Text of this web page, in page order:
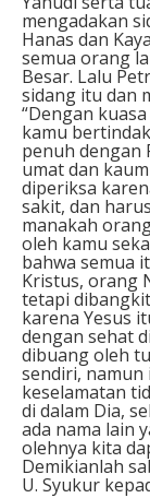
mengadakan
Hanas dan
semua orang
Besar. Lalu
sidang itu dan
“Dengan
kamu
penuh dengan
umat dan
diperiksa
sakit, dan
manakah
oleh kamu
bahwa semua
Kristus, orang
tetapi
karena Yesus
dengan sehat
dibuang oleh
sendiri, namun
keselamatan
di dalam Dia,
ada nama lain
olehnya kita
Demikianlah
U. Syukur